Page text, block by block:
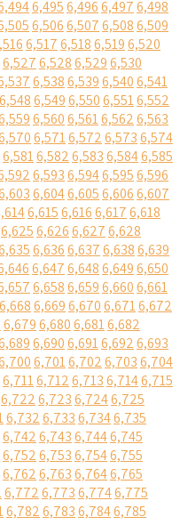
6,4956,4966,4976,498
6,5066,5076,5086,509
6,5176,5186,5196,520
6,5276,5286,5296,530
6,5386,5396,5406,541
6,5486,5496,5506,5516,552
6,5606,5616,5626,563
6,5716,5726,5736,574
6,5816,5826,5836,5846,585
6,5936,5946,5956,596
6,6046,6056,6066,607
6,6156,6166,6176,618
6,6256,6266,6276,628
6,6366,6376,6386,639
6,6476,6486,6496,650
6,6586,6596,6606,661
6,6686,6696,6706,6716,672
6,6796,6806,6816,682
6,6906,6916,6926,693
6,7016,7026,7036,704
6,7116,7126,7136,7146,715
6,7226,7236,7246,725
6,7326,7336,7346,735
6,7426,7436,7446,745
6,7526,7536,7546,755
6,7626,7636,7646,765
6,7726,7736,7746,775
6,7826,7836,7846,785